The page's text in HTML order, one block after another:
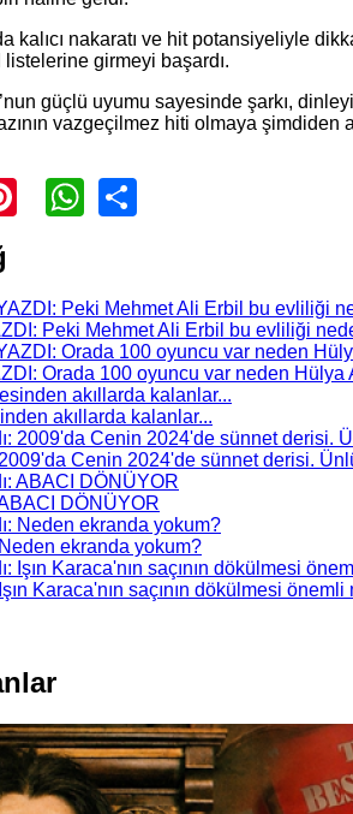
kalıcı nakaratı ve hit potansiyeliyle
girmeyi başardı.
güçlü uyumu sayesinde şarkı,
vazgeçilmez hiti olmaya şimdiden
PinterestWhatsApp
Peki Mehmet Ali Erbil bu evliliği
Orada 100 oyuncu var neden Hülya
akıllarda kalanlar...
Cenin 2024'de sünnet derisi.
DÖNÜYOR
ekranda yokum?
Karaca'nın saçının dökülmesi